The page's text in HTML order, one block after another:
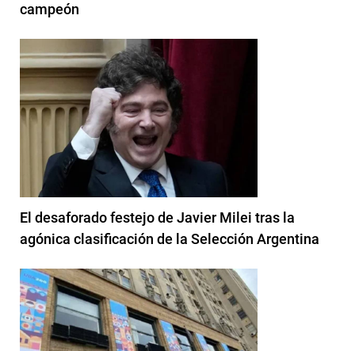
campeón
El desaforado festejo de Javier Milei tras la
agónica clasificación de la Selección Argentina